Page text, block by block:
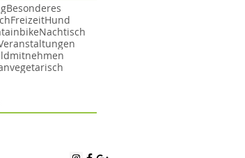
Besonderes
FreizeitHund
Nachtisch
mitnehmen
vegetarisch